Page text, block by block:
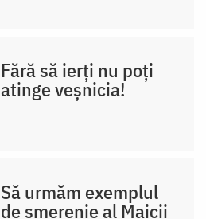
Fără să ierți nu poți
atinge veșnicia!
Să urmăm exemplul
de smerenie al Maicii